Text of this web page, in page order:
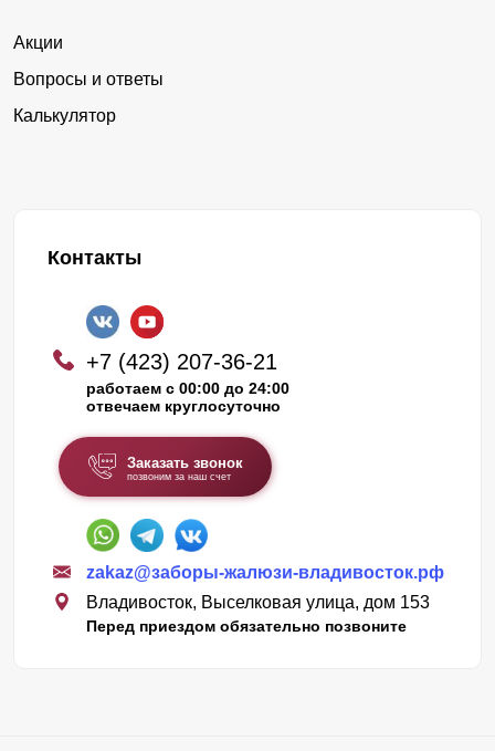
Акции
Вопросы и ответы
Калькулятор
Контакты
+7 (423) 207-36-21
работаем с 00:00 до 24:00
отвечаем круглосуточно
Заказать звонок
позвоним за наш счет
zakaz@заборы-жалюзи-владивосток.рф
Владивосток, Выселковая улица, дом 153
Перед приездом обязательно позвоните